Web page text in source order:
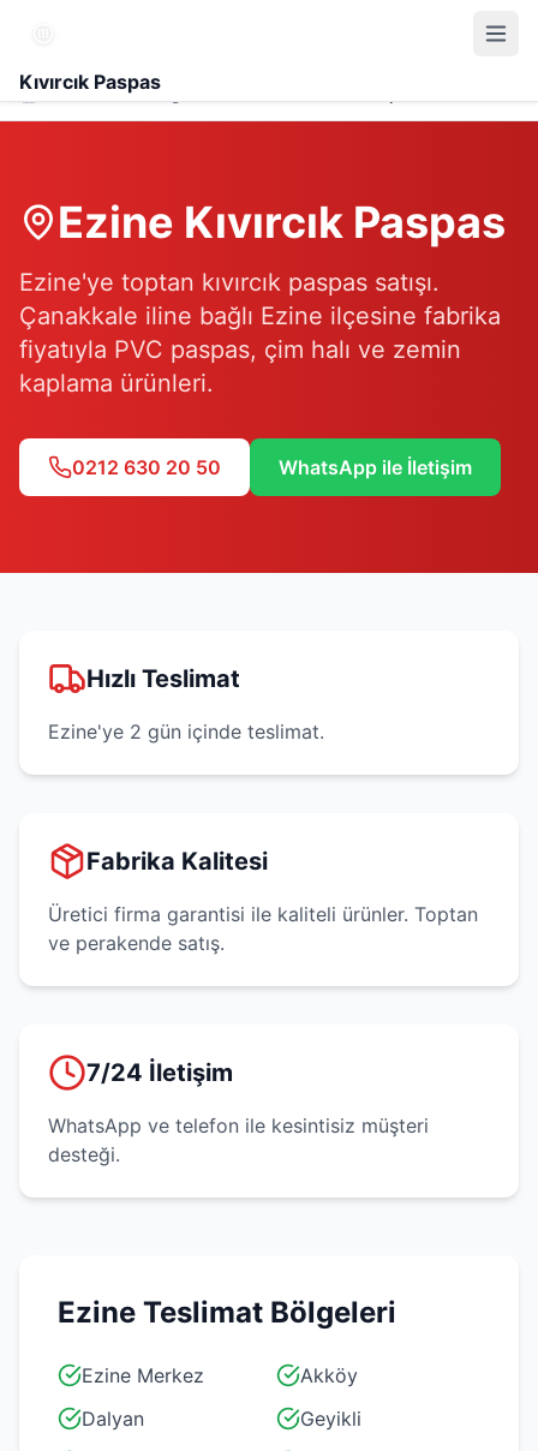
Kıvırcık Paspas
Hizmet Bölgesi
Ezine Kıvırcık Paspas
Ezine'ye toptan kıvırcık paspas satışı.
Çanakkale iline bağlı Ezine ilçesine fabrika
fiyatıyla PVC paspas, çim halı ve zemin
kaplama ürünleri.
0212 630 20 50 WhatsApp ile İletişim
Hızlı Teslimat
Ezine'ye 2 gün içinde teslimat.
Fabrika Kalitesi
Üretici firma garantisi ile kaliteli ürünler. Toptan
ve perakende satış.
7/24 İletişim
WhatsApp ve telefon ile kesintisiz müşteri
desteği.
Ezine Teslimat Bölgeleri
Ezine Merkez
Akköy
Dalyan
Geyikli